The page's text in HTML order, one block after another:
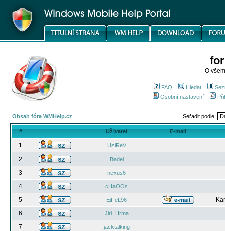
O
FAQ Hledat
Osobní nastavení
Obsah fóra WMHelp.cz Seřadit podle:
# Uživatel E-mail
1 UsiReV
2 Badel
3 nexus6
4 cHaOOs
5 EiFeL96
6
Jiri_Hrma
7 jacktalking